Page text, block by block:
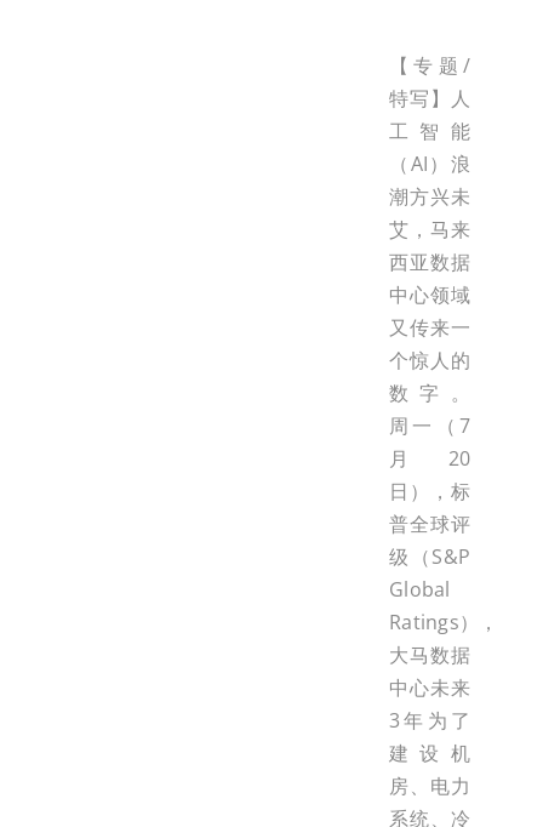
【专题/
特写】人
工智能
（AI）浪
潮方兴未
艾，马来
西亚数据
中心领域
又传来一
个惊人的
数字。
周一（7
月20
日），标
普全球评
级（S&P
Global
Ratings），
大马数据
中心未来
3年为了
建设机
房、电力
系统、冷